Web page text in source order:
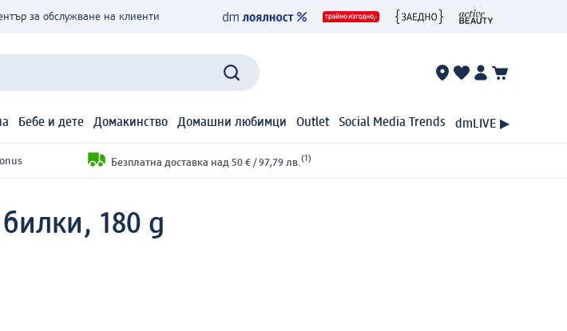
за обслужване на клиенти
Бебе и дете Домакинство Домашни любимци Outlet Social Media Trends dmLIVE ▶
Безплатна доставка над 50 € / 97,79 лв. (1)
180 g